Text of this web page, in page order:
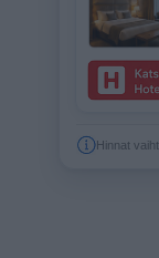
Hinnat